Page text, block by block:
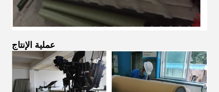
عملية الإنتاج